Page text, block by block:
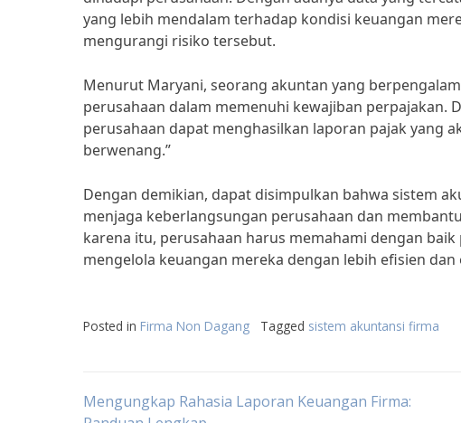
yang lebih mendalam terhadap kondisi keuangan
mengurangi risiko tersebut.
Menurut Maryani, seorang akuntan yang
perusahaan dalam memenuhi kewajiban perpajakan.
perusahaan dapat menghasilkan laporan pajak yang
berwenang.”
Dengan demikian, dapat disimpulkan bahwa sistem
menjaga keberlangsungan perusahaan dan
karena itu, perusahaan harus memahami dengan
mengelola keuangan mereka dengan lebih efisien dan
Posted in Firma Non Dagang Tagged sistem akuntansi firma
Post
Mengungkap Rahasia Laporan Keuangan Firma: